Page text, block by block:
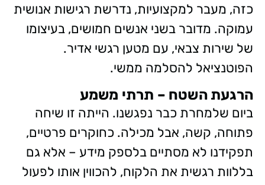
כזה, מעבר למקצועיות, נדרשת רגישות אנושית
עמוקה. מדובר בשני אנשים חמושים, בעיצומו
של שירות צבאי, עם מטען רגשי אדיר.
הפוטנציאל להסלמה ממשי.
הרגעת השטח – תרתי משמע
ביום שלמחרת כבר נפגשנו. הייתה זו שיחה
פתוחה, קשה, אבל מכילה. כחוקרים פרטיים,
תפקידנו לא מסתיים בלספק מידע – אלא גם
בללוות רגשית את הלקוח, להכווין אותו לפעול